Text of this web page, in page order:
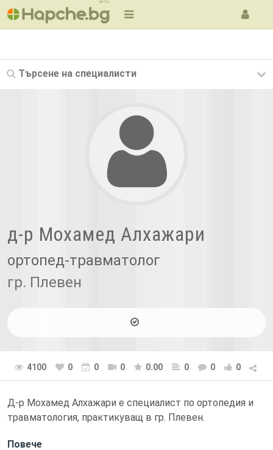
BETA
Търсене на специалисти
д-р Мохамед Алхажари
ортопед-травматолог
гр. Плевен
4100 0 0 0 0.00 0 0 0
Д-р Мохамед Алхажари е специалист по ортопедия и
травматология, практикуващ в гр. Плевен.
Повече